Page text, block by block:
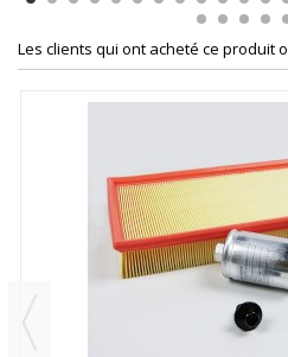
Les clients qui ont acheté ce produit